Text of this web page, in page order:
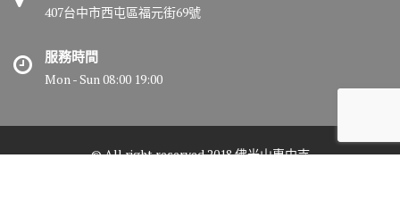
407台中市西屯區福元街69號
服務時間
Mon - Sun 08:00 19:00
© All right reserved 2018 佛光山惠中寺